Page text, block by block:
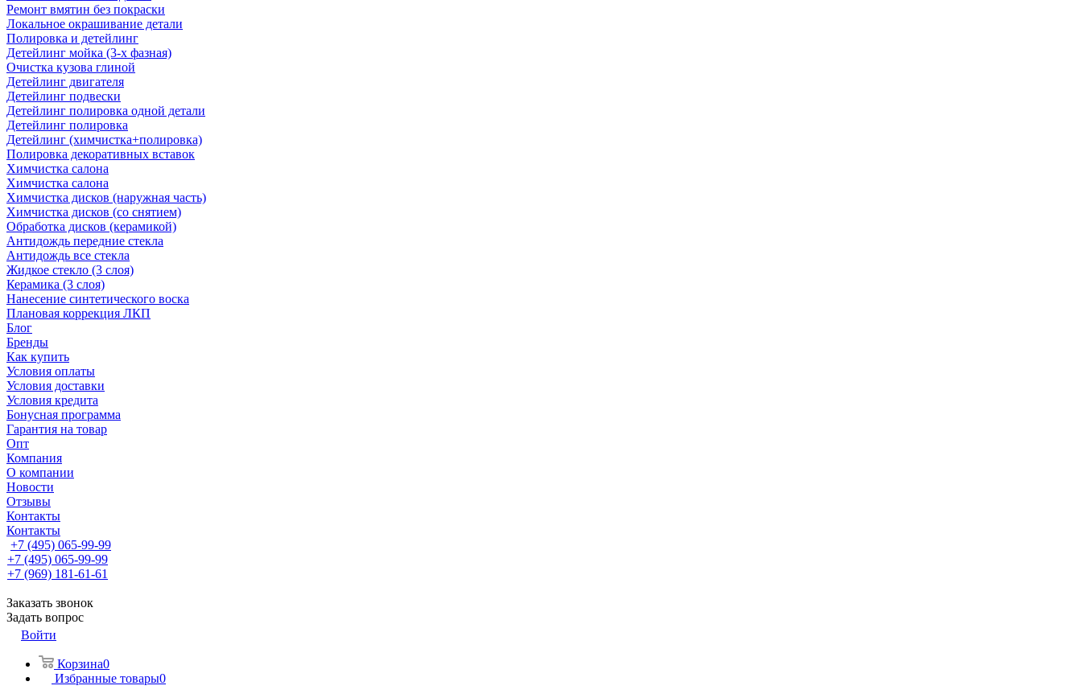
Ремонт вмятин без покраски
Локальное окрашивание детали
Полировка и детейлинг
Детейлинг мойка (3-х фазная)
Очистка кузова глиной
Детейлинг двигателя
Детейлинг подвески
Детейлинг полировка одной детали
Детейлинг полировка
Детейлинг (химчистка+полировка)
Полировка декоративных вставок
Химчистка салона
Химчистка салона
Химчистка дисков (наружная часть)
Химчистка дисков (со снятием)
Обработка дисков (керамикой)
Антидождь передние стекла
Антидождь все стекла
Жидкое стекло (3 слоя)
Керамика (3 слоя)
Нанесение синтетического воска
Плановая коррекция ЛКП
Блог
Бренды
Как купить
Условия оплаты
Условия доставки
Условия кредита
Бонусная программа
Гарантия на товар
Опт
Компания
О компании
Новости
Отзывы
Контакты
Контакты
+7 (495) 065-99-99
+7 (495) 065-99-99
+7 (969) 181-61-61
Заказать звонок
Задать вопрос
Войти
Корзина0
Избранные товары0